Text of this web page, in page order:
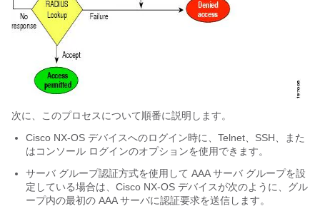
次に、このプロセスについて順番に説明します。
Cisco NX-OS デバイスへのログイン時に、Telnet、SSH、また
はコンソール ログインのオプションを使用できます。
サーバ グループ認証方式を使用して AAA サーバ グループを設
定している場合は、 Cisco NX-OS デバイスが次のように、グル
ープ内の最初の AAA サーバに認証要求を送信します。